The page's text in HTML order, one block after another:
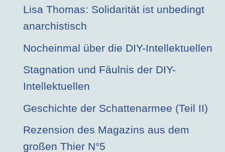
Lisa Thomas: Solidarität ist unbedingt
anarchistisch
Nocheinmal über die DIY-Intellektuellen
Stagnation und Fäulnis der DIY-
Intellektuellen
Geschichte der Schattenarmee (Teil II)
Rezension des Magazins aus dem
großen Thier N°5